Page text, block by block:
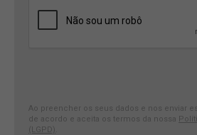
Ao preencher os seus dados e nos enviar
de acordo e aceita os termos da nossa
(LGPD)